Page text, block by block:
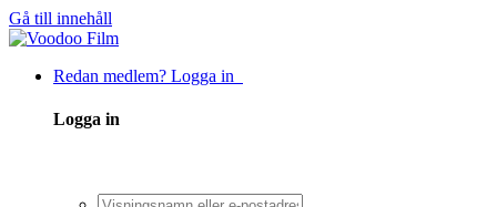
Gå till innehåll
Redan medlem? Logga in
Logga in